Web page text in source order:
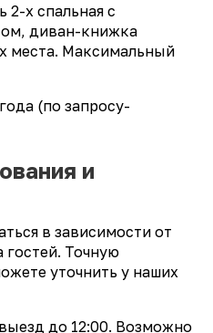
2-х спальная с
диван-книжка
места. Mаксимaльный
(по запросу-
и
в зависимости от
гостей. Точную
уточнить у наших
выезд до 12:00. Возможно